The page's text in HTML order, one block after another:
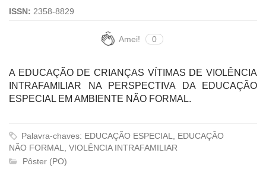
ISSN: 2358-8829
Amei! 0
A EDUCAÇÃO DE CRIANÇAS VÍTIMAS DE VIOLÊNCIA
INTRAFAMILIAR NA PERSPECTIVA DA EDUCAÇÃO
ESPECIAL EM AMBIENTE NÃO FORMAL.
Palavra-chaves: EDUCAÇÃO ESPECIAL, EDUCAÇÃO
NÃO FORMAL, VIOLÊNCIA INTRAFAMILIAR
Pôster (PO)